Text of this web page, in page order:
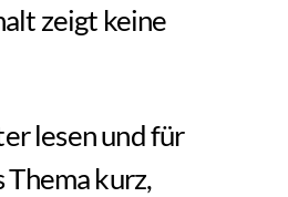
zeigt keine
lesen und für
Thema kurz,